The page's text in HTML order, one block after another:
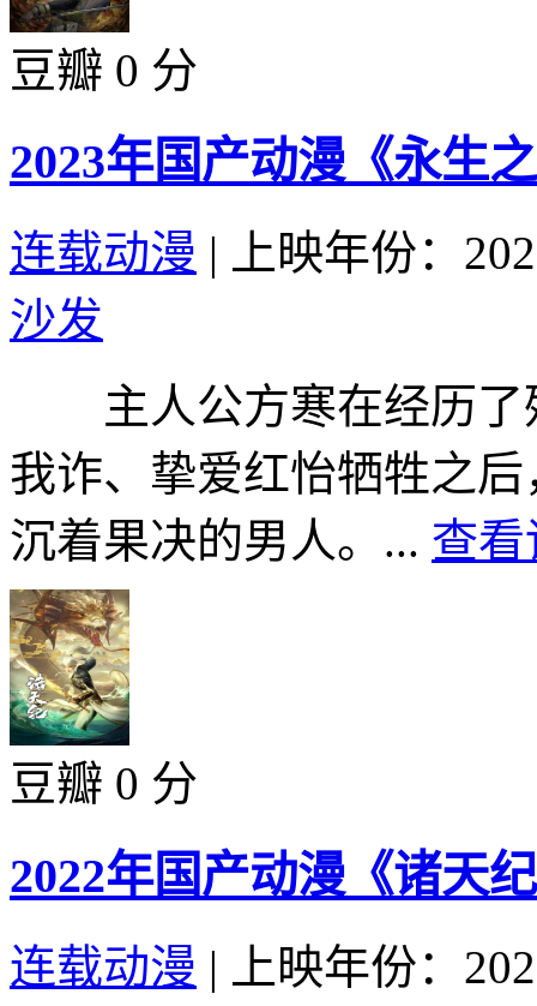
豆瓣 0 分
2023年国产动漫《永生
连载动漫 |
上映年份：
沙发
主人公方寒在经历了
我诈、挚爱红怡牺牲之
沉着果决的男人。... 查看
豆瓣 0 分
2022年国产动漫《诸天
连载动漫 |
上映年份：